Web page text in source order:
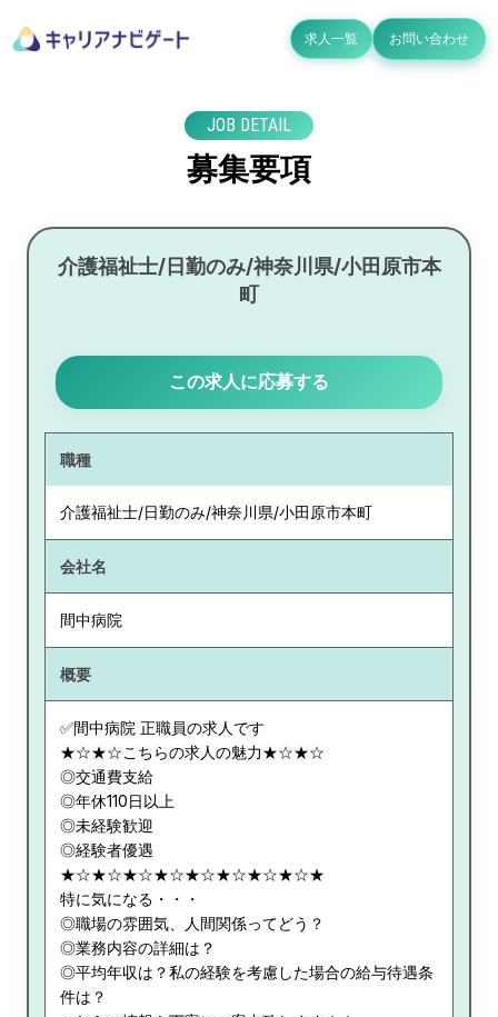
求人一覧 お問い合わせ
JOB DETAIL
募集要項
介護福祉士/日勤のみ/神奈川県/小田原市本
町
この求人に応募する
職種
介護福祉士/日勤のみ/神奈川県/小田原市本町
会社名
間中病院
概要
✅間中病院 正職員の求人です
★☆★☆こちらの求人の魅力★☆★☆
◎交通費支給
◎年休110日以上
◎未経験歓迎
◎経験者優遇
★☆★☆★☆★☆★☆★☆★☆★☆★
特に気になる・・・
◎職場の雰囲気、人間関係ってどう？
◎業務内容の詳細は？
◎平均年収は？私の経験を考慮した場合の給与待遇条
件は？